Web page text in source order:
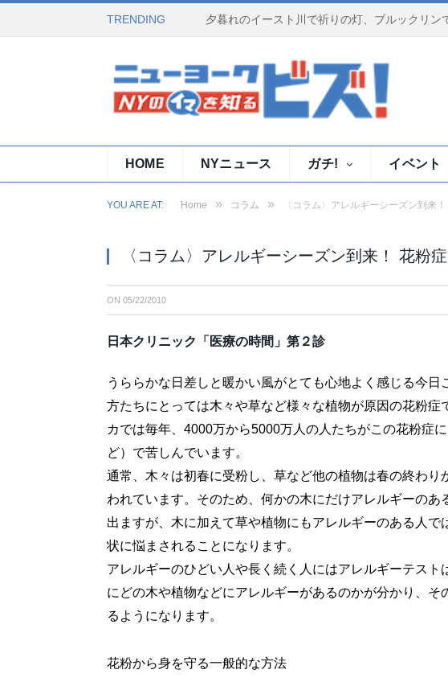
TRENDING
HOME NYニュース ガチ! イベント
YOU ARE AT: Home » コラム » 〈コラム〉アレルギーシーズン到来
〈コラム〉アレルギーシーズン到来！ 花粉
ON 05/22/2010
日本クリニック「医療の時間」第２診
うららかな日差しと暖かい風がとても心地よく感じる今
方たちにとっては木々や草など様々な植物が原因の花粉症
カでは毎年、4000万から5000万人の人たちがこの花粉症
ど）で苦しんでいます。
通常、木々は初春に受粉し、草など他の植物は春の終わ
われています。そのため、何かの木にだけアレルギーの
出ますが、木に加えて草や植物にもアレルギーのある人で
状に悩まされることになります。
アレルギーのひどい人や長く続く人にはアレルギーテスト
にどの木や植物などにアレルギーがあるのかが分かり、
るようになります。
花粉から身を守る一般的な方法